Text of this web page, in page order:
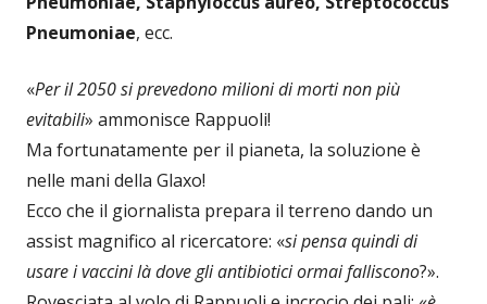
Pneumoniae, ecc.
«Per il 2050 si prevedono milioni di morti non più
evitabili» ammonisce Rappuoli!
Ma fortunatamente per il pianeta, la soluzione è
nelle mani della Glaxo!
Ecco che il giornalista prepara il terreno dando un
assist magnifico al ricercatore: «si pensa quindi di
usare i vaccini là dove gli antibiotici ormai falliscono?».